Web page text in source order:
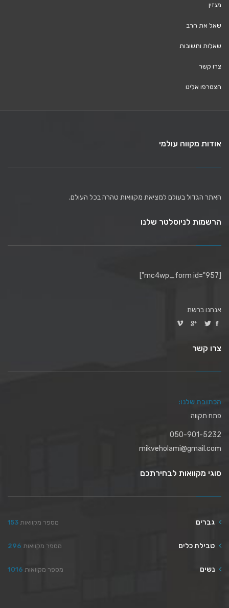
מגזין
שאל את הרב
שאלות ותשובות
צרו קשר
הצטרפו אלינו
אודות מקווה עולמי
האתר הגדול בעולם למציאת מקוואות טהרה בכל העולם.
הרשמות לניוסלטר שלנו
[mc4wp_form id="957"]
אנחנו ברשת
צרו קשר
הכתובת שלנו:
פתח תקווה
050-901-5232
mikveholami@gmail.com
סוגי מקוואות לבחירתכם
גברים 153 מספר מקוואות
טבילת כלים 296 מספר מקוואות
נשים 1016 מספר מקוואות